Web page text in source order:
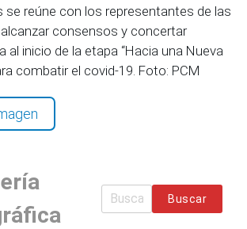
se reúne con los representantes de las
consensos y concertar
al inicio de la etapa “Hacia una Nueva
combatir el covid-19. Foto: PCM
Buscar